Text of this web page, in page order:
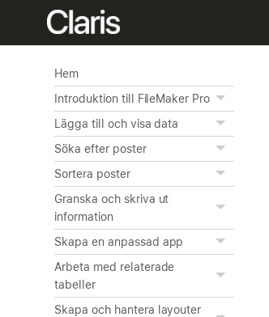
Hem
Introduktion till FileMaker Pro
Lägga till och visa data
Söka efter poster
Sortera poster
Granska och skriva ut
information
Skapa en anpassad app
Arbeta med relaterade
tabeller
Skapa och hantera layouter